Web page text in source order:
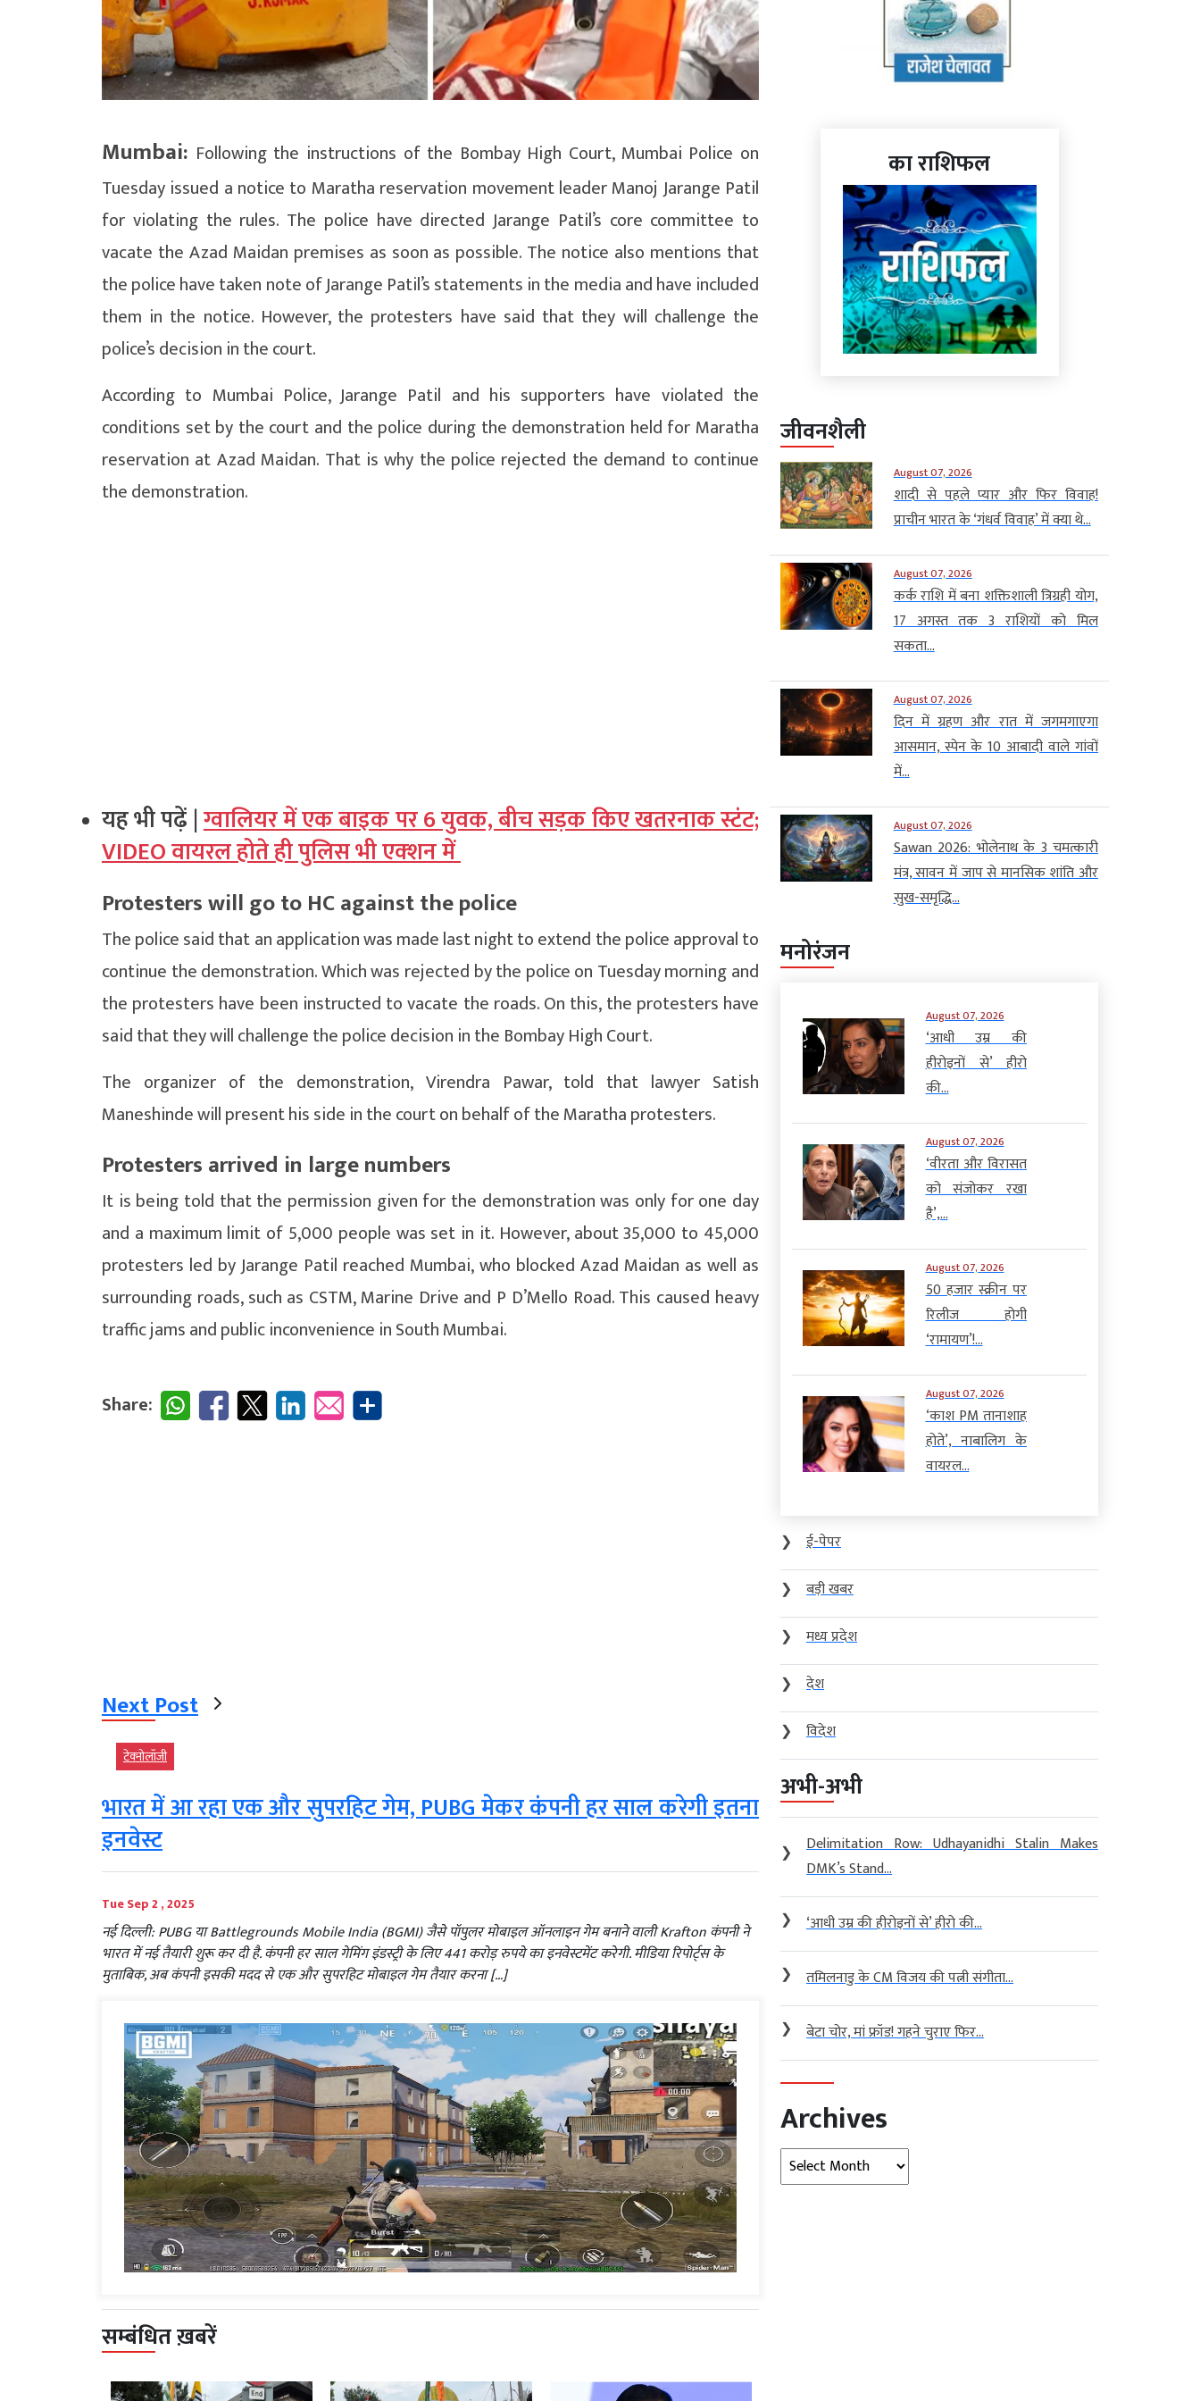
Mumbai: Following the instructions of the Bombay High Court, Mumbai Police on
Tuesday issued a notice to Maratha reservation movement leader Manoj Jarange Patil
for violating the rules. The police have directed Jarange Patil’s core committee to
vacate the Azad Maidan premises as soon as possible. The notice also mentions that
the police have taken note of Jarange Patil’s statements in the media and have included
them in the notice. However, the protesters have said that they will challenge the
police’s decision in the court.
According to Mumbai Police, Jarange Patil and his supporters have violated the
conditions set by the court and the police during the demonstration held for Maratha
reservation at Azad Maidan. That is why the police rejected the demand to continue
the demonstration.
यह भी पढ़ें |ग्वालियर में एक बाइक पर 6 युवक, बीच सड़क किए खतरनाक स्टंट;
VIDEO वायरल होते ही पुलिस भी एक्‍शन में
Protesters will go to HC against the police
The police said that an application was made last night to extend the police approval to
continue the demonstration. Which was rejected by the police on Tuesday morning and
the protesters have been instructed to vacate the roads. On this, the protesters have
said that they will challenge the police decision in the Bombay High Court.
The organizer of the demonstration, Virendra Pawar, told that lawyer Satish
Maneshinde will present his side in the court on behalf of the Maratha protesters.
Protesters arrived in large numbers
It is being told that the permission given for the demonstration was only for one day
and a maximum limit of 5,000 people was set in it. However, about 35,000 to 45,000
protesters led by Jarange Patil reached Mumbai, who blocked Azad Maidan as well as
surrounding roads, such as CSTM, Marine Drive and P D’Mello Road. This caused heavy
traffic jams and public inconvenience in South Mumbai.
Share:
Next Post
टेक्‍नोलॉजी
भारत में आ रहा एक और सुपरहिट गेम, PUBG मेकर कंपनी हर साल करेगी इतना
इनवेस्ट
Tue Sep 2 , 2025
नई दिल्ली: PUBG या Battlegrounds Mobile India (BGMI) जैसे पॉपुलर मोबाइल ऑनलाइन गेम बनाने वाली Krafton कंपनी ने
भारत में नई तैयारी शुरू कर दी है. कंपनी हर साल गेमिंग इंडस्ट्री के लिए 441 करोड़ रुपये का इनवेस्टमेंट करेगी. मीडिया रिपोर्ट्स के
मुताबिक, अब कंपनी इसकी मदद से एक और सुपरहिट मोबाइल गेम तैयार करना […]
सम्बंधित ख़बरें
का राशिफल
जीवनशैली
August 07, 2026
शादी से पहले प्यार और फिर विवाह!
प्राचीन भारत के ‘गंधर्व विवाह’ में क्या थे...
August 07, 2026
कर्क राशि में बना शक्तिशाली त्रिग्रही योग,
17 अगस्त तक 3 राशियों को मिल
सकता...
August 07, 2026
दिन में ग्रहण और रात में जगमगाएगा
आसमान, स्पेन के 10 आबादी वाले गांवों
में...
August 07, 2026
Sawan 2026: भोलेनाथ के 3 चमत्कारी
मंत्र, सावन में जाप से मानसिक शांति और
सुख-समृद्धि...
मनोरंजन
August 07, 2026
‘आधी उम्र की
हीरोइनों से’ हीरो
की...
August 07, 2026
‘वीरता और विरासत
को संजोकर रखा
है’,...
August 07, 2026
50 हजार स्क्रीन पर
रिलीज होगी
‘रामायण’!...
August 07, 2026
‘काश PM तानाशाह
होते’, नाबालिग के
वायरल...
❯
ई-पेपर
❯
बड़ी खबर
❯
मध्य प्रदेश
❯
देश
❯
विदेश
अभी-अभी
❯
Delimitation Row: Udhayanidhi Stalin Makes
DMK’s Stand...
❯ ‘आधी उम्र की हीरोइनों से’ हीरो की...
❯ तमिलनाडु के CM विजय की पत्नी संगीता...
❯ बेटा चोर, मां फ्रॉड! गहने चुराए फिर...
Archives
Archives